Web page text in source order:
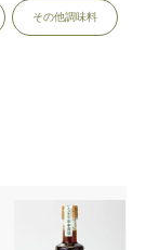
その他調味料